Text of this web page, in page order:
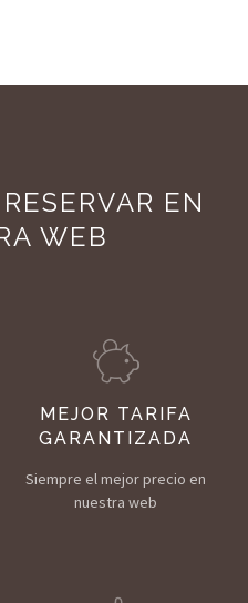
EN
WEB
MEJOR TARIFA
GARANTIZADA
Siempre el mejor precio en
nuestra web